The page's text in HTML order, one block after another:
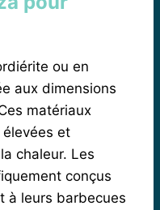
ou en
aux dimensions
matériaux
et
chaleur. Les
conçus
à leurs barbecues